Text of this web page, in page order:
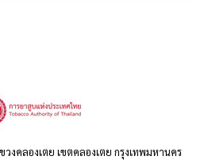
งคลองเตย เขตคลองเตย กรุงเทพมหานคร